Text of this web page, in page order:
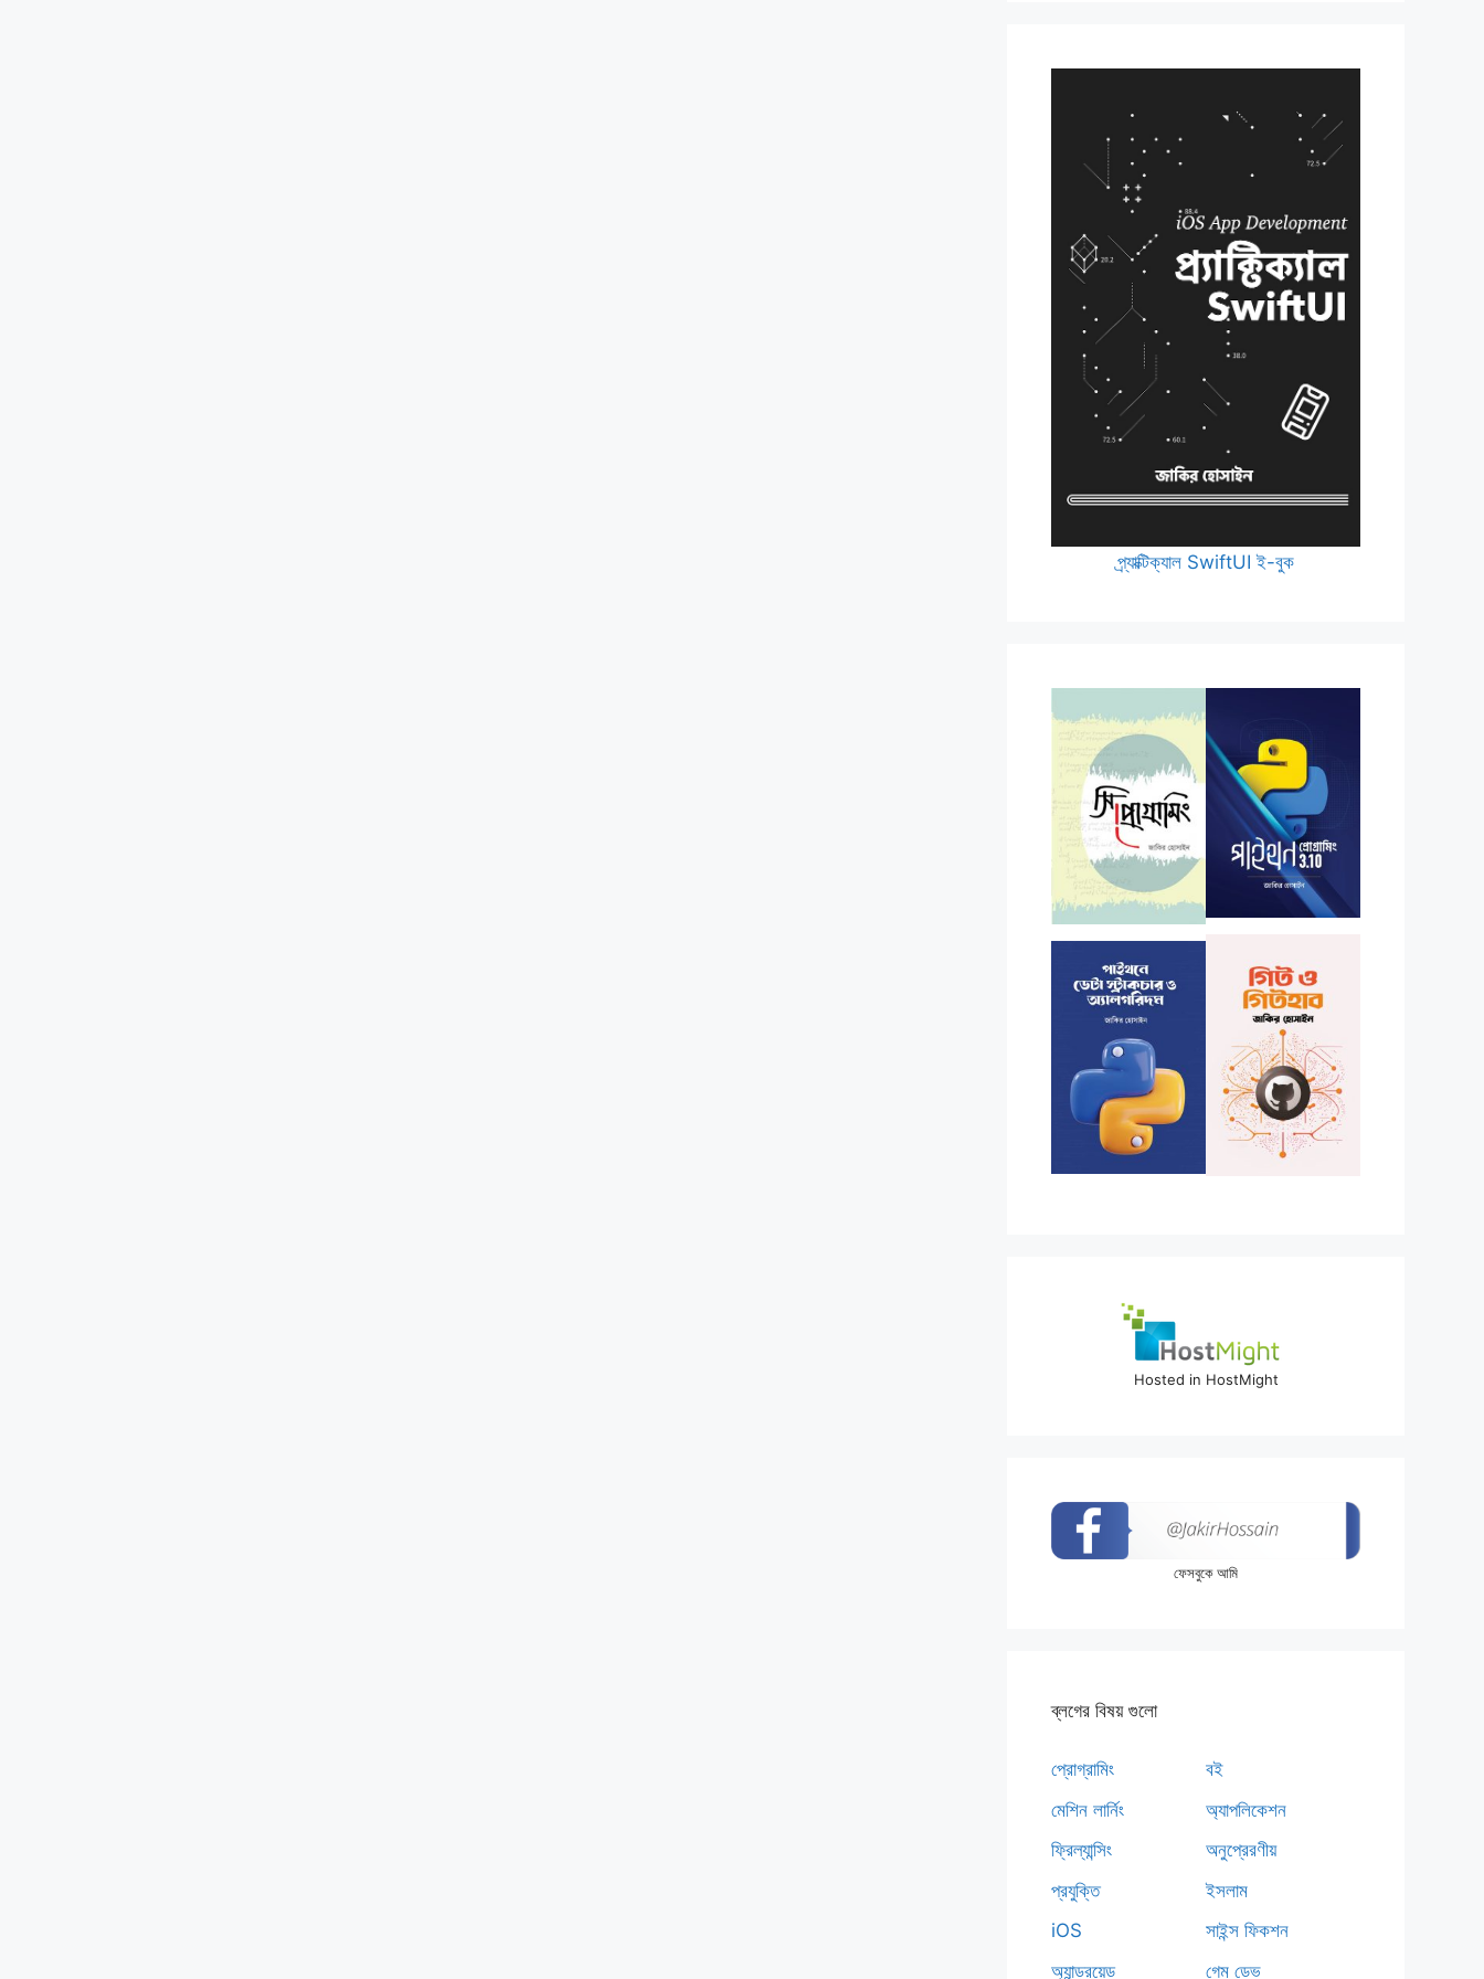
প্র্যাক্টিক্যাল SwiftUI ই-বুক
Hosted in HostMight
ফেসবুকে আমি
ব্লগের বিষয় গুলো
প্রোগ্রামিং
মেশিন লার্নিং
ফ্রিল্যান্সিং
প্রযুক্তি
iOS
অ্যান্ড্রয়েড
বই
অ্যাপলিকেশন
অনুপ্রেরণীয়
ইসলাম
সাইন্স ফিকশন
গেম ডেভ